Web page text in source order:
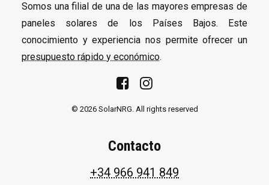
Somos una filial de una de las mayores empresas de
paneles solares de los Países Bajos. Este
conocimiento y experiencia nos permite ofrecer un
presupuesto rápido y económico.
© 2026 SolarNRG. All rights reserved
Contacto
+34 966 941 849